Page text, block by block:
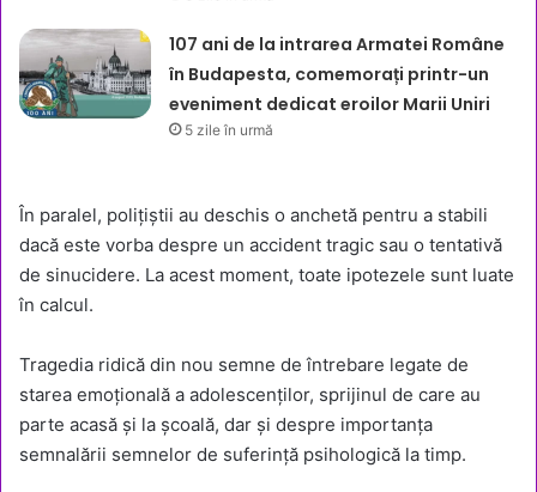
107 ani de la intrarea Armatei Române
în Budapesta, comemorați printr-un
eveniment dedicat eroilor Marii Uniri
5 zile în urmă
În paralel, polițiștii au deschis o anchetă pentru a stabili
dacă este vorba despre un accident tragic sau o tentativă
de sinucidere. La acest moment, toate ipotezele sunt luate
în calcul.
Tragedia ridică din nou semne de întrebare legate de
starea emoțională a adolescenților, sprijinul de care au
parte acasă și la școală, dar și despre importanța
semnalării semnelor de suferință psihologică la timp.